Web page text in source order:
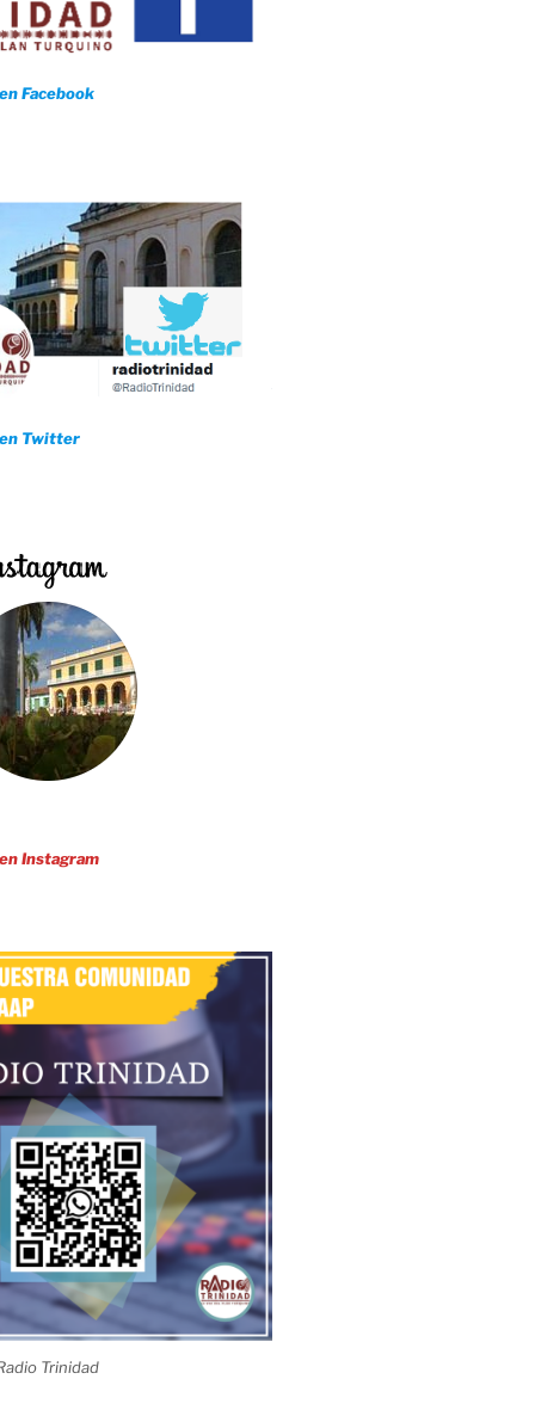
Facebook
Twitter
Instagram
Trinidad